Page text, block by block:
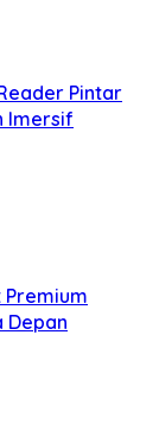
Pintar
Imersif
Premium
Depan